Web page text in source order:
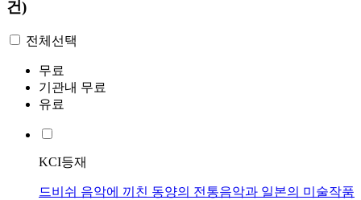
건)
전체선택
무료
기관내 무료
유료
KCI등재
드비쉬 음악에 끼친 동양의 전통음악과 일본의 미술작품